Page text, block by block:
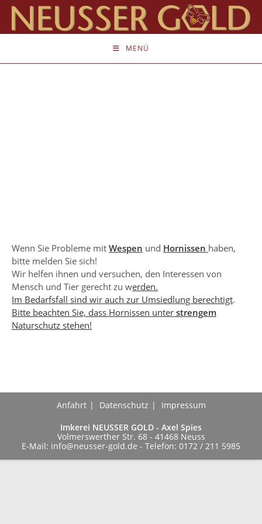
Zum
Inhalt
springen
MENÜ
Wenn Sie Probleme mit Wespen und Hornissen haben,
bitte melden Sie sich!
Wir helfen ihnen und versuchen, den Interessen von
Mensch und Tier gerecht zu werden.
Im Bedarfsfall sind wir auch zur Umsiedlung berechtigt.
Bitte beachten Sie, dass Hornissen unter strengem
Naturschutz stehen!
Anfahrt Datenschutz
Impressum
Imkerei NEUSSER GOLD - Axel Spies
Volmerswerther Str. 68 - 41468 Neuss
E-Mail: info@neusser-gold.de - Telefon: 0172 / 211 5985